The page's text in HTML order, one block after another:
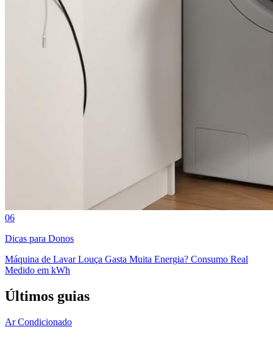
06
Dicas para Donos
Máquina de Lavar Louça Gasta Muita Energia? Consumo Real
Medido em kWh
Últimos guias
Ar Condicionado